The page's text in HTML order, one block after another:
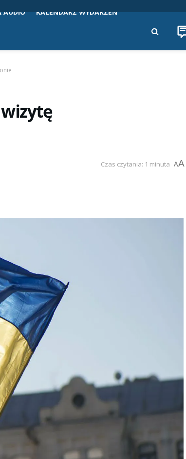
AUDIO KALENDARZ WYDARZEŃ
wizytę
Czas czytania: 1 minuta AA